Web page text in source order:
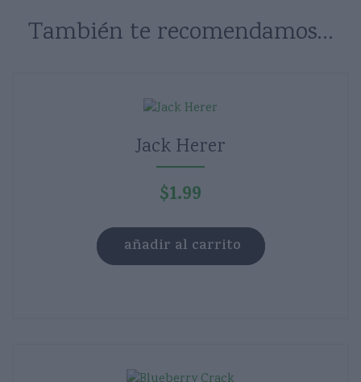
También te recomendamos…
Jack Herer
$1.99
añadir al carrito